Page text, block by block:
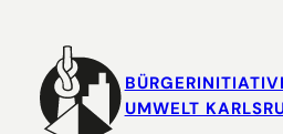
springen
UMWELT